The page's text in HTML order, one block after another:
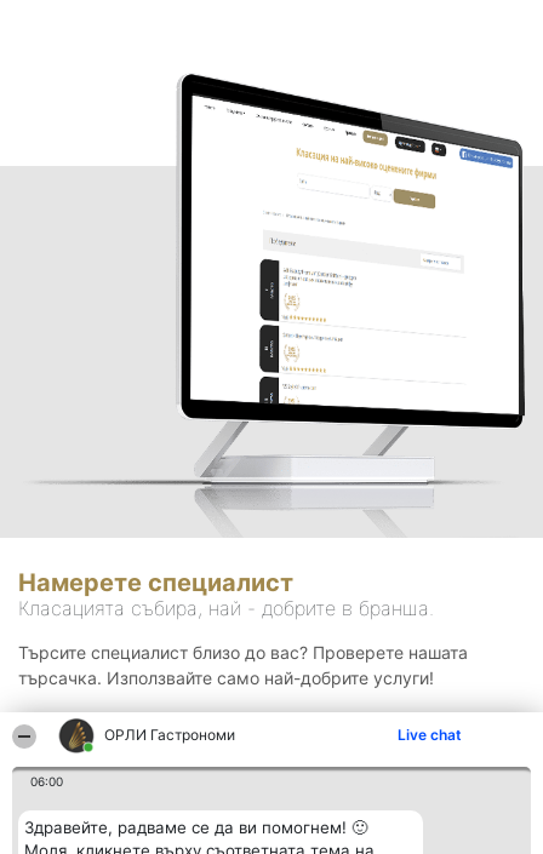
ОРЛИ Гастрономи Live chat
06:00
Здравейте, радваме се да ви помогнем! 🙂
Намерете специалист
Класацията събира, най - добрите в бранша.
Търсите специалист близо до вас? Проверете нашата
търсачка. Използвайте само най-добрите услуги!